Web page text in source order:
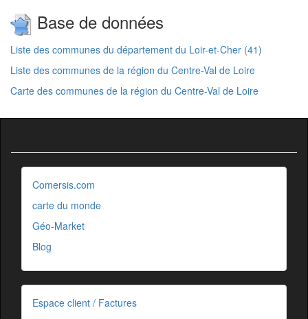
Base de données
Liste des communes du département du Loir-et-Cher (41)
Liste des communes de la région du Centre-Val de Loire
Carte des communes de la région du Centre-Val de Loire
Comersis.com
carte du monde
Géo-Market
Blog
Espace client / Factures